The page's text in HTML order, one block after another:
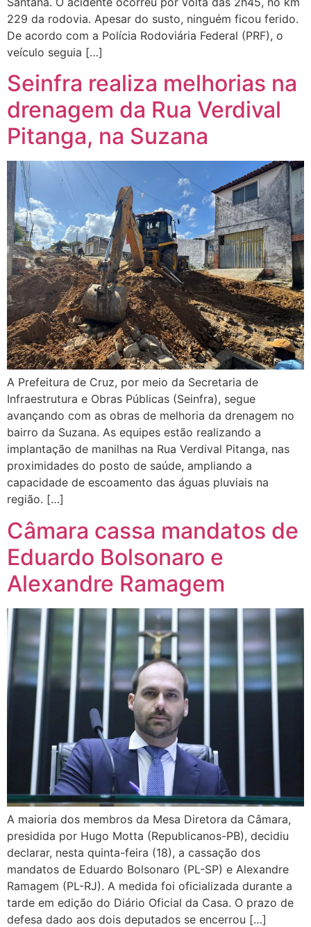
229 da rodovia. Apesar do susto, ninguém ficou ferido.
De acordo com a Polícia Rodoviária Federal (PRF), o
veículo seguia […]
Seinfra realiza melhorias na
drenagem da Rua Verdival
Pitanga, na Suzana
A Prefeitura de Cruz, por meio da Secretaria de
Infraestrutura e Obras Públicas (Seinfra), segue
avançando com as obras de melhoria da drenagem no
bairro da Suzana. As equipes estão realizando a
implantação de manilhas na Rua Verdival Pitanga, nas
proximidades do posto de saúde, ampliando a
capacidade de escoamento das águas pluviais na
região. […]
Câmara cassa mandatos de
Eduardo Bolsonaro e
Alexandre Ramagem
A maioria dos membros da Mesa Diretora da Câmara,
presidida por Hugo Motta (Republicanos-PB), decidiu
declarar, nesta quinta-feira (18), a cassação dos
mandatos de Eduardo Bolsonaro (PL-SP) e Alexandre
Ramagem (PL-RJ). A medida foi oficializada durante a
tarde em edição do Diário Oficial da Casa. O prazo de
defesa dado aos dois deputados se encerrou […]